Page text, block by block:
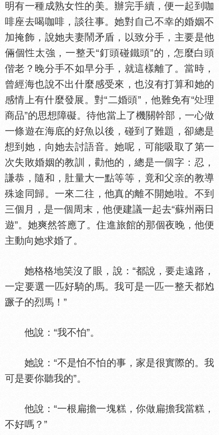
明有一種成熟女
的美。辦完手續，便一起到咖
啡座去喝咖啡，談往事。她對自己不幸的婚姻不
加掩飾，說她夫妻鬧矛盾，以致分手，主要是他
倆個
太強，一整天“釘頭碰鐵頭”的，怎麼白頭
偕老？晚分手不如早分手，就這樣離了。當時，
曾經海也說不出什麼感受來，也沒有打算和她的
感情上有什麼發展。對“二婚頭”，他難免有“
理
商品”的思想障礙。待他當上了機關幹部，一心做
一條遊在海底的好魚以後，碰到了難題，卻總是
想到她，向她去討語音。她呢，可能吸取了第一
次失敗婚姻的教訓，勸他的，總是一個字：忍，
謙恭，隨和，肚量大一點等等，竟和父
的教導
殊途同歸。一來二往，他真的離不開她啦。不到
三個月，是一個周末，他便建議一起去“蘇州兩日
遊”。她爽然答應了。住進旅館的那個夜晚，他便
主動向她求婚了。
她格格地笑沒了眼，說：“都說，要走遠路，
一定要選一匹好騎的馬。我可是一匹一整天都尥
蹶子的烈馬！”
他說：“我不怕”。
她說：“不是怕不怕的事，家是很實際的。我
可是要你聽我的”。
他說：“一根扁擔一塊糕，你做扁擔我當糕，
不好嗎？”